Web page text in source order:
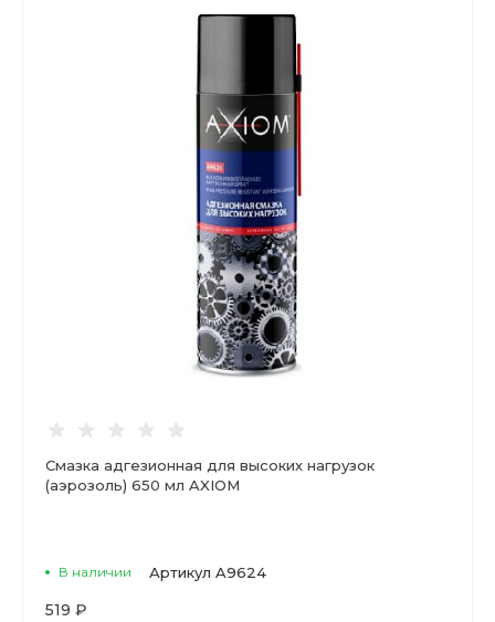
Смазка адгезионная для высоких нагрузок
(аэрозоль) 650 мл AXIOM
В наличии Артикул A9624
519 ₽